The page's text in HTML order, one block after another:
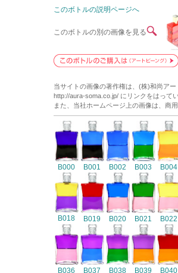
このボトルの説明ページへ
このボトルの別の画像を見る
当サイトの画像の著作権は、(株)和尚ア
http://aura-soma.co.jp/ にリンクをはって
また、当社ホームページ上の画像は、商
B000 B001 B002 B003 B004
B018 B019 B020 B021 B022
B036 B037 B038 B039 B040